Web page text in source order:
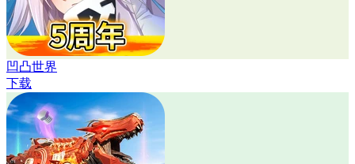
凹凸世界
下载